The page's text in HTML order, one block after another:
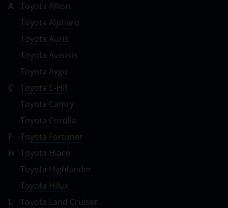
A
Toyota Allion
Toyota Alphard
Toyota Auris
Toyota Avensis
Toyota Aygo
C
Toyota C-HR
Toyota Camry
Toyota Corolla
F
Toyota Fortuner
H
Toyota Hiace
Toyota Highlander
Toyota Hilux
L
Toyota Land Cruiser